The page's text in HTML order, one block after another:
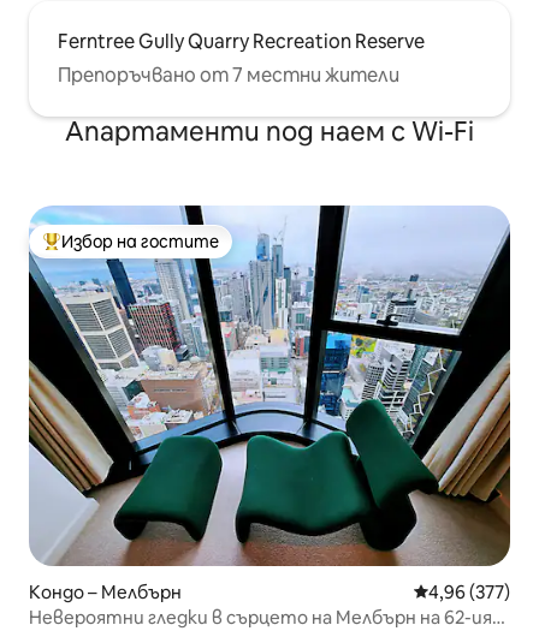
Ferntree Gully Quarry Recreation Reserve
Препоръчвано от 7 местни жители
Апартаменти под наем с Wi-Fi
Най-популярен избор на гостите
Избор на гостите
Кондо – Мелбърн Средна
4,96 (377)
Невероятни гледки в сърцето на Мелбърн на 62-ия